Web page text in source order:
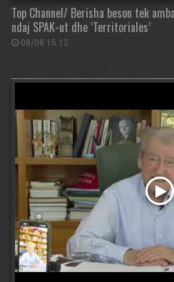
Top Channel/ Berisha beson tek
ndaj SPAK-ut dhe ‘Territoriales’
08/08 15:12